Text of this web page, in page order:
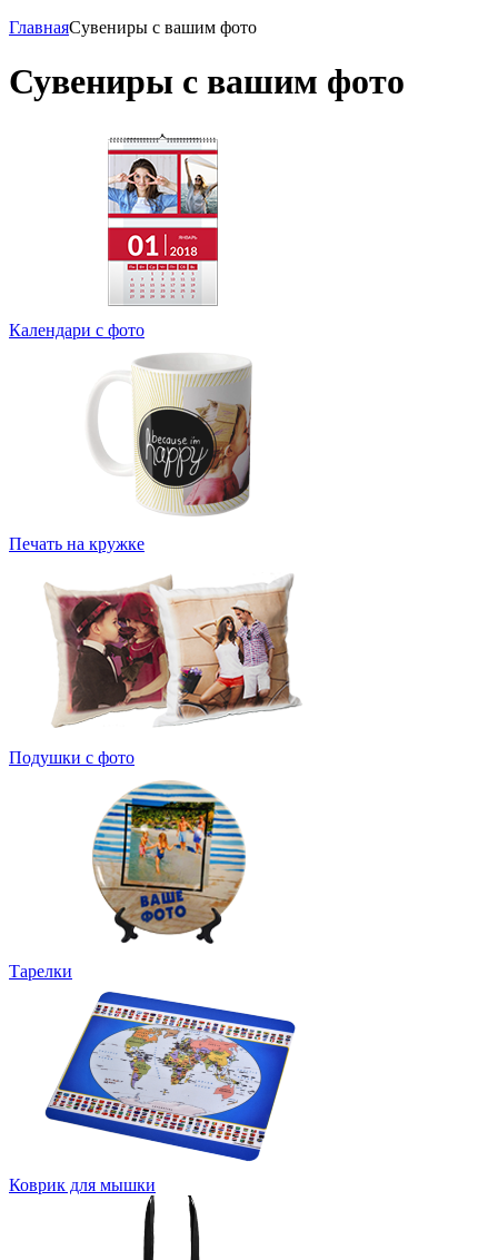
ГлавнаяСувениры с вашим фото
Сувениры с вашим фото
Календари с фото
Печать на кружке
Подушки с фото
Тарелки
Коврик для мышки